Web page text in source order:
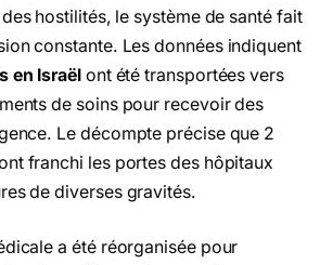
hostilités, le système de santé fait
constante. Les données indiquent
en Israëlont été transportées vers
de soins pour recevoir des
Le décompte précise que 2
franchi les portes des hôpitaux
de diverses gravités.
a été réorganisée pour